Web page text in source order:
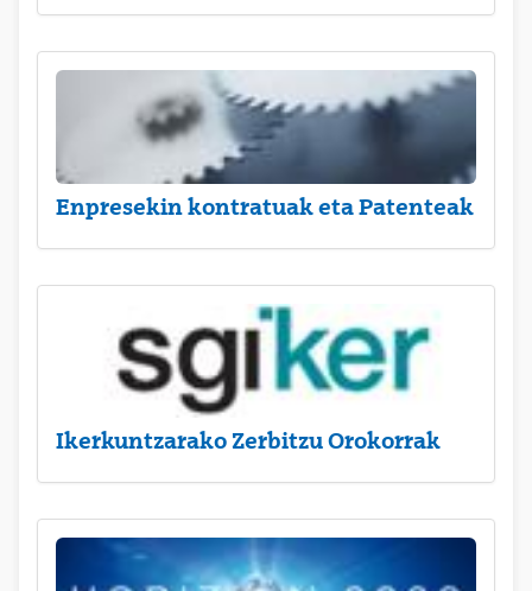
Enpresekin kontratuak eta Patenteak
Ikerkuntzarako Zerbitzu Orokorrak